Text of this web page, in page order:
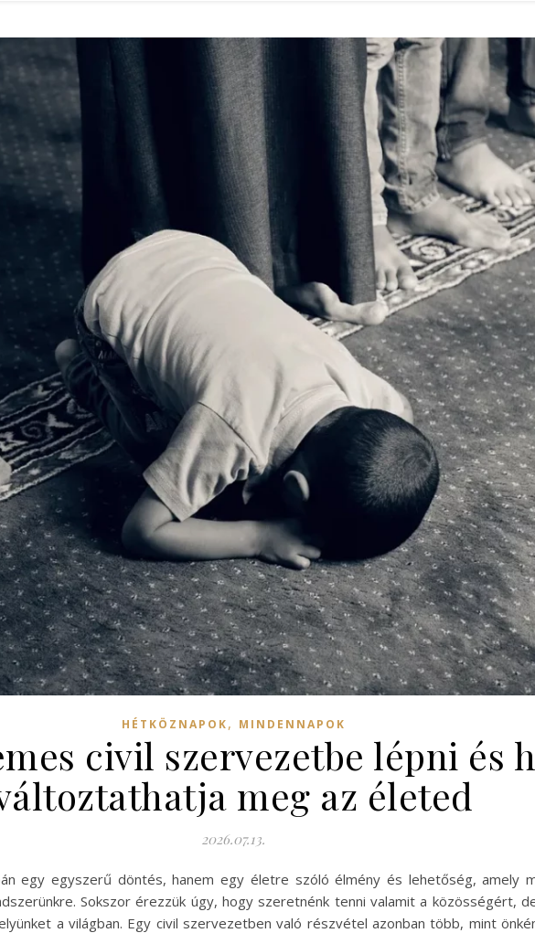
HÉTKÖZNAPOK, MINDENNAPOK
civil szervezetbe lépni és
meg az életed
2026.07.13.
egy egyszerű döntés, hanem egy életre szóló élmény és lehetőség, amely
Sokszor érezzük úgy, hogy szeretnénk tenni valamit a közösségért,
a világban. Egy civil szervezetben való részvétel azonban több, mint